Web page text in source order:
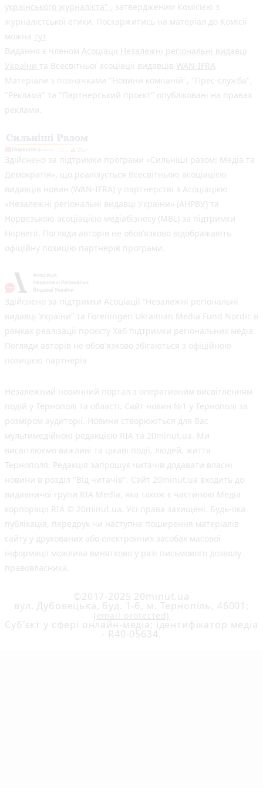
українського журналіста"
, затвердженим Комісією з
журналістської етики. Поскаржитись на матеріал до Комісії
можна тут
Видання є членом Асоціації Незалежні регіональні видавці
України та Всесвітньої асоціації видавців WAN-IFRA
Матеріали з позначками "Новини компаній", "Прес-служба",
"Реклама" та "Партнерський проєкт" опубліковані на правах
реклами.
Здійснено за підтримки програми «Сильніші разом: Медіа та
Демократія», що реалізується Всесвітньою асоціацією
видавців новин (WAN-IFRA) у партнерстві з Асоціацією
«Незалежні регіональні видавці України» (АНРВУ) та
Норвезькою асоціацією медіабізнесу (MBL) за підтримки
Норвегії. Погляди авторів не обов’язково відображають
офіційну позицію партнерів програми.
Здійснено за підтримки Асоціації “Незалежні регіональні
видавці України” та Foreningen Ukrainian Media Fund Nordic в
рамках реалізації проєкту Хаб підтримки регіональних медіа.
Погляди авторів не обов'язково збігаються з офіційною
позицією партнерів
Незалежний новинний портал з оперативним висвітленням
подій у Тернополі та області. Сайт новин №1 у Тернополі за
розміром аудиторії. Новини створюються для Вас
мультимедійною редакцією RIA та 20minut.ua. Ми
висвітлюємо важливі та цікаві події, людей, життя
Тернополя. Редакція запрошує читачів додавати власні
новини в розділ "Від читачів". Сайт 20minut.ua входить до
видавничої групи RIA Media, яка також є частиною Медіа
корпорації RIA © 20minut.ua. Усі права захищені. Будь-яка
публiкацiя, передрук чи наступне поширення матеріалів
сайту у друкованих або електронних засобах масової
інформації можлива винятково у разі письмового дозволу
правовласника.
©2017-2025 20minut.ua
вул. Дубовецька, буд. 1-б, м. Тернопіль, 46001;
[email protected]
Cуб'єкт у сфері онлайн-медіа; ідентифікатор медіа
- R40-05634.